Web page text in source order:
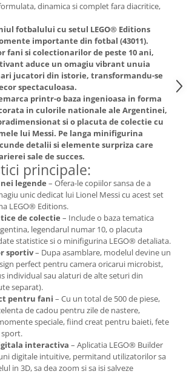
dinamica si complet fara diacritice,
fotbalului cu setul LEGO® Editions
importante din fotbal (43011).
fani si colectionarilor de peste 10 ani,
aduce un omagiu vibrant unuia
jucatori din istorie, transformandu-se
spectaculoasa.
printr-o baza ingenioasa in forma
in culorile nationale ale Argentinei,
si o placuta de colectie cu
lui Messi. Pe langa minifigurina
detalii si elemente surpriza care
sale de succes.
principale:
legende – Ofera-le copiilor sansa de a
unic dedicat lui Lionel Messi cu acest set
LEGO® Editions.
de colectie – Include o baza tematica
legendarul numar 10, o placuta
statistice si o minifigurina LEGO® detaliata.
sportiv– Dupa asamblare, modelul devine un
perfect pentru camera oricarui microbist,
individual sau alaturi de alte seturi din
separat).
pentru fani – Cu un total de 500 de piese,
de cadou pentru zile de nastere,
speciale, fiind creat pentru baieti, fete
sport.
interactiva – Aplicatia LEGO® Builder
digitale intuitive, permitand utilizatorilor sa
in 3D, sa dea zoom si sa isi salveze